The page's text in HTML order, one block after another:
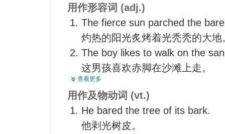
用作形容词 (adj.)
The fierce sun parched the
灼热的阳光炙烤着光秃秃的大地
The boy likes to walk on the
这男孩喜欢赤脚在沙滩上走。
The little room was almost
这个小房间几乎没有什么家俱。
A bare word would be enough
对我来说一句话就够了。
查看更多
用作及物动词 (vt.)
He bared the tree of its bark.
他剥光树皮。